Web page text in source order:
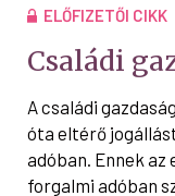
ELŐFIZETŐI CIKK
Családi
A családi
óta eltérő
adóban. Ennek az
forgalmi adóban